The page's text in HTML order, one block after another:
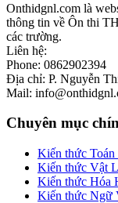
Onthidgnl.com là
thông tin về Ôn thi
các trường.
Liên hệ:
Phone: 0862902394
Địa chỉ: P. Nguyễn
Mail:
Chuyên mục
Kiến thức Toán
Kiến thức Vật
Kiến thức Hóa
Kiến thức Ngữ